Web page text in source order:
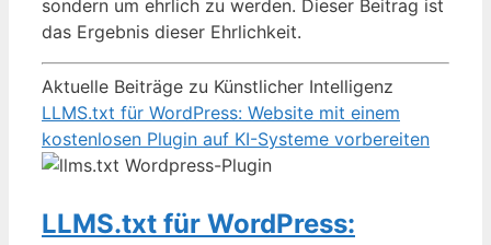
sondern um ehrlich zu werden. Dieser Beitrag ist
das Ergebnis dieser Ehrlichkeit.
Aktuelle Beiträge zu Künstlicher Intelligenz
LLMS.txt für WordPress: Website mit einem
kostenlosen Plugin auf KI-Systeme vorbereiten
LLMS.txt für WordPress: